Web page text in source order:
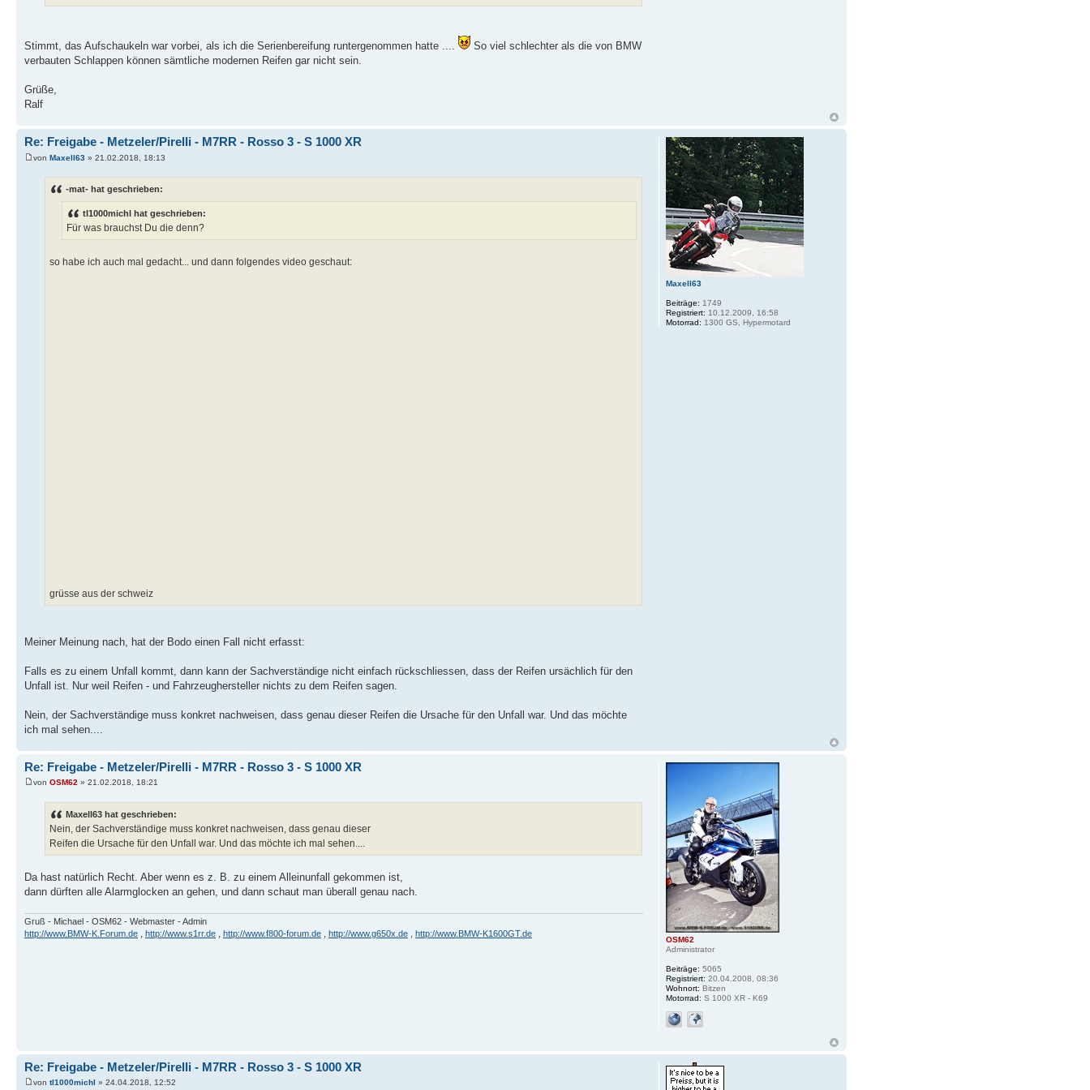
Stimmt, das Aufschaukeln war vorbei, als ich die Serienbereifung runtergenommen hatte ....
So viel schlechter als die von BMW
verbauten Schlappen können sämtliche modernen Reifen gar nicht sein.
Grüße,
Ralf
Re: Freigabe - Metzeler/Pirelli - M7RR - Rosso 3 - S 1000 XR
von Maxell63 » 21.02.2018, 18:13
-mat- hat geschrieben:
tl1000michl hat geschrieben:
Für was brauchst Du die denn?
so habe ich auch mal gedacht... und dann folgendes video geschaut:
grüsse aus der schweiz
Meiner Meinung nach, hat der Bodo einen Fall nicht erfasst:
Falls es zu einem Unfall kommt, dann kann der Sachverständige nicht einfach rückschliessen, dass der Reifen ursächlich für den
Unfall ist. Nur weil Reifen - und Fahrzeughersteller nichts zu dem Reifen sagen.
Nein, der Sachverständige muss konkret nachweisen, dass genau dieser Reifen die Ursache für den Unfall war. Und das möchte
ich mal sehen....
Maxell63
Beiträge: 1749
Registriert: 10.12.2009, 16:58
Motorrad: 1300 GS, Hypermotard
Re: Freigabe - Metzeler/Pirelli - M7RR - Rosso 3 - S 1000 XR
von OSM62 » 21.02.2018, 18:21
Maxell63 hat geschrieben:
Nein, der Sachverständige muss konkret nachweisen, dass genau dieser
Reifen die Ursache für den Unfall war. Und das möchte ich mal sehen....
Da hast natürlich Recht. Aber wenn es z. B. zu einem Alleinunfall gekommen ist,
dann dürften alle Alarmglocken an gehen, und dann schaut man überall genau nach.
Gruß - Michael - OSM62 - Webmaster - Admin
http://www.BMW-K.Forum.de
http://www.s1rr.de http://www.f800-forum.de http://www.g650x.de http://www.BMW-K1600GT.de
OSM62
Administrator
Beiträge: 5065
Registriert: 20.04.2008, 08:36
Wohnort: Bitzen
Motorrad: S 1000 XR - K69
Re: Freigabe - Metzeler/Pirelli - M7RR - Rosso 3 - S 1000 XR
von tl1000michl » 24.04.2018, 12:52